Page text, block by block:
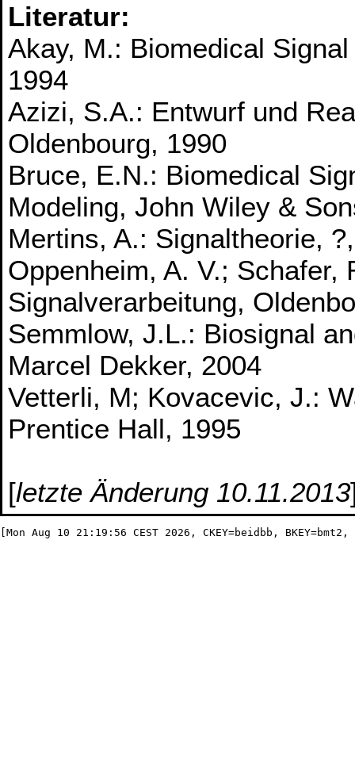
Literatur:
Akay, M.: Biomedical
1994
Azizi, S.A.: Entwurf und
Oldenbourg, 1990
Bruce, E.N.: Biomedical
Modeling, John Wiley &
Mertins, A.: Signaltheorie,
Oppenheim, A. V.; Schafer,
Signalverarbeitung,
Semmlow, J.L.: Biosignal
Marcel Dekker, 2004
Vetterli, M; Kovacevic, J.:
Prentice Hall, 1995
[letzte Änderung 10.11.2013